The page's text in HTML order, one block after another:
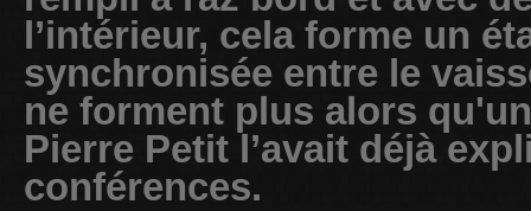
l’intérieur, cela forme un
synchronisée entre le
ne forment plus alors
Pierre Petit l’avait déjà
conférences.